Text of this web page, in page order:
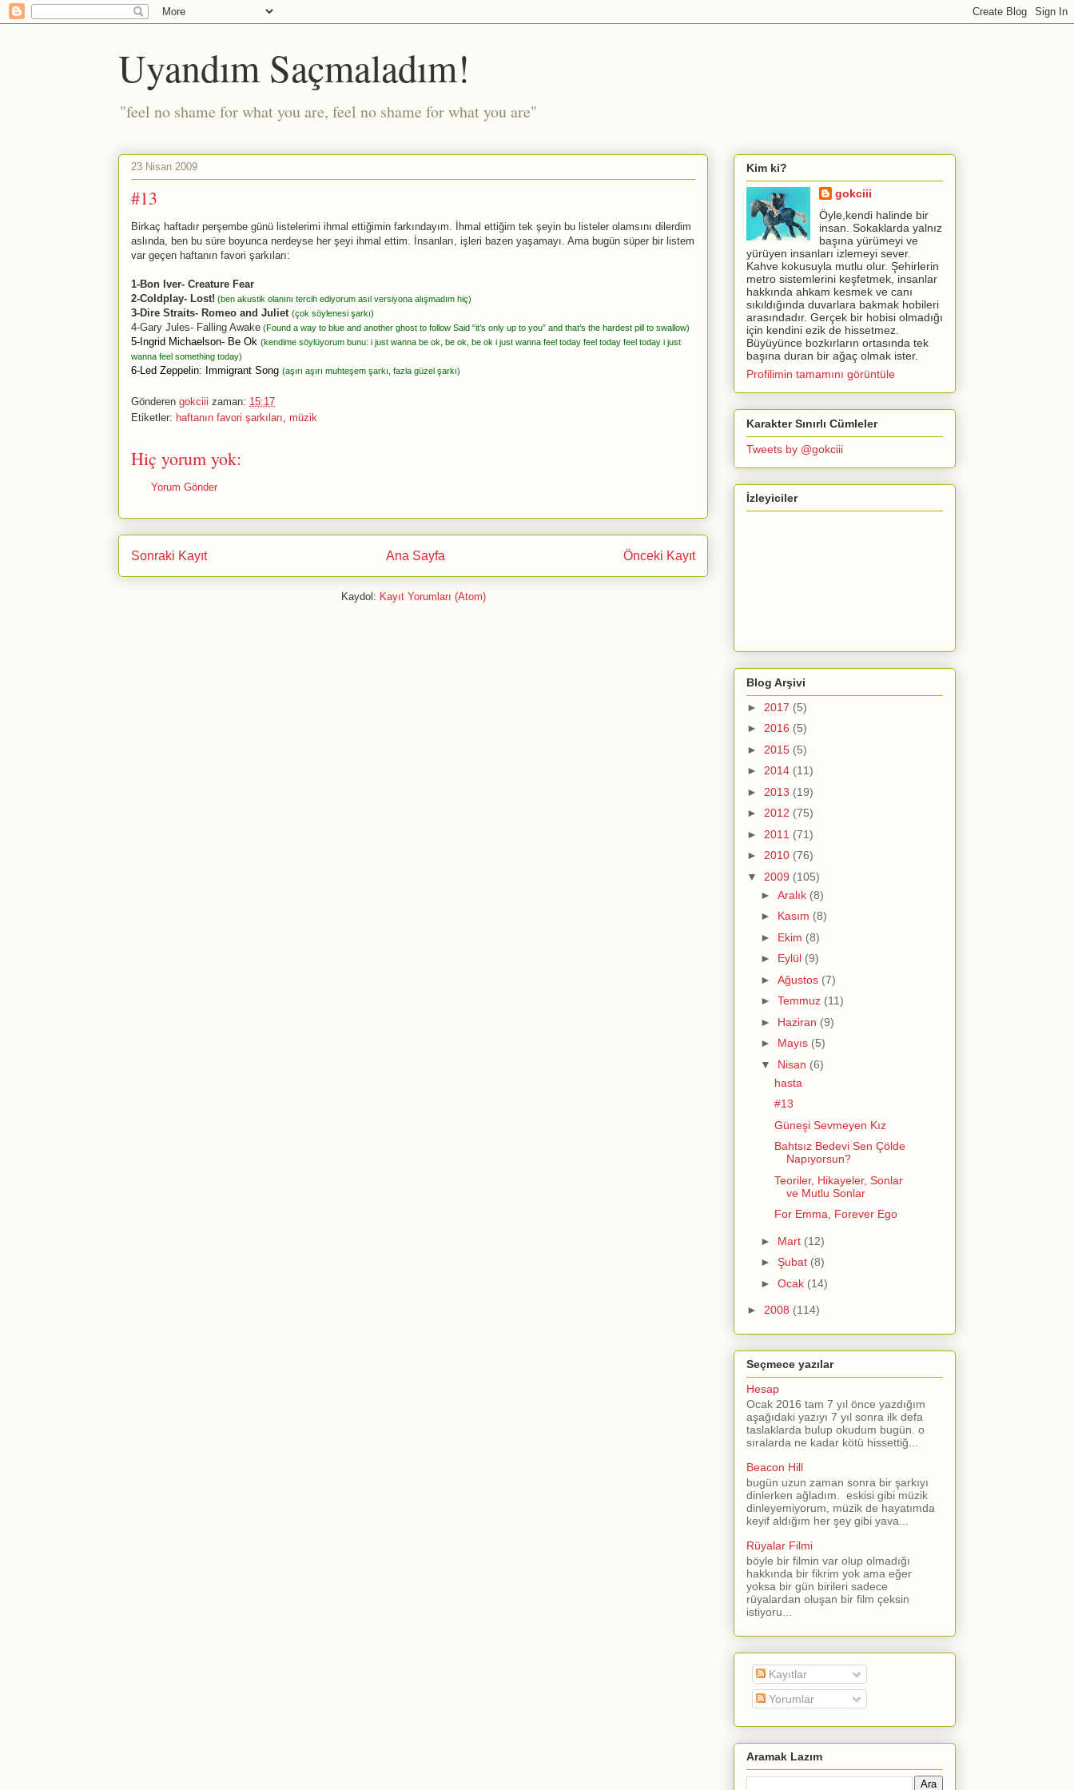
Uyandım Saçmaladım!
"feel no shame for what you are, feel no shame for what you are"
23 Nisan 2009
#13
Birkaç haftadır perşembe günü listelerimi ihmal ettiğimin farkındayım. İhmal ettiğim tek şeyin bu listeler olamsını dilerdim
aslında, ben bu süre boyunca nerdeyse her şeyi ihmal ettim. İnsanları, işleri bazen yaşamayı. Ama bugün süper bir listem
var geçen haftanın favori şarkıları:
1-Bon Iver- Creature Fear
2-Coldplay- Lost! (ben akustik olanını tercih ediyorum asıl versiyona alışmadım hiç)
3-Dire Straits- Romeo and Juliet (çok söylenesi şarkı)
4-Gary Jules- Falling Awake (Found a way to blue and another ghost to follow Said “it’s only up to you” and that’s the hardest pill to swallow)
5-Ingrid Michaelson- Be Ok (kendime söylüyorum bunu: i just wanna be ok, be ok, be ok i just wanna feel today feel today feel today i just
wanna feel something today)
6-Led Zeppelin: Immigrant Song (aşırı aşırı muhteşem şarkı, fazla güzel şarkı)
Gönderen gokciii zaman: 15:17
Etiketler: haftanın favori şarkıları müzik
Hiç yorum yok:
Yorum Gönder
Sonraki Kayıt Önceki Kayıt
Ana Sayfa
Kaydol: Kayıt Yorumları (Atom)
Kim ki?
gokciii
Öyle,kendi halinde bir
insan. Sokaklarda yalnız
başına yürümeyi ve
yürüyen insanları izlemeyi sever.
Kahve kokusuyla mutlu olur. Şehirlerin
metro sistemlerini keşfetmek, insanlar
hakkında ahkam kesmek ve canı
sıkıldığında duvarlara bakmak hobileri
arasındadır. Gerçek bir hobisi olmadığı
için kendini ezik de hissetmez.
Büyüyünce bozkırların ortasında tek
başına duran bir ağaç olmak ister.
Profilimin tamamını görüntüle
Karakter Sınırlı Cümleler
Tweets by @gokciii
İzleyiciler
Blog Arşivi
► 2017 (5)
► 2016 (5)
► 2015 (5)
► 2014 (11)
► 2013 (19)
► 2012 (75)
► 2011 (71)
► 2010 (76)
▼ 2009 (105)
► Aralık (8)
► Kasım (8)
► Ekim (8)
► Eylül (9)
► Ağustos (7)
► Temmuz (11)
► Haziran (9)
► Mayıs (5)
▼ Nisan (6)
hasta
#13
Güneşi Sevmeyen Kız
Bahtsız Bedevi Sen Çölde
Napıyorsun?
Teoriler, Hikayeler, Sonlar
ve Mutlu Sonlar
For Emma, Forever Ego
► Mart (12)
► Şubat (8)
► Ocak (14)
► 2008 (114)
Seçmece yazılar
Hesap
Ocak 2016 tam 7 yıl önce yazdığım
aşağıdaki yazıyı 7 yıl sonra ilk defa
taslaklarda bulup okudum bugün. o
sıralarda ne kadar kötü hissettiğ...
Beacon Hill
bugün uzun zaman sonra bir şarkıyı
dinlerken ağladım. eskisi gibi müzik
dinleyemiyorum, müzik de hayatımda
keyif aldığım her şey gibi yava...
Rüyalar Filmi
böyle bir filmin var olup olmadığı
hakkında bir fikrim yok ama eğer
yoksa bir gün birileri sadece
rüyalardan oluşan bir film çeksin
istiyoru...
Kayıtlar
Yorumlar
Aramak Lazım